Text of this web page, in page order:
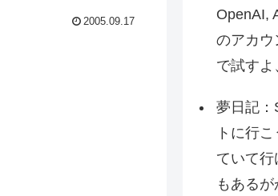
2005.09.17
OpenAI,
のアカウ
で試すよ
夢日記：
トに行
ていて
もある